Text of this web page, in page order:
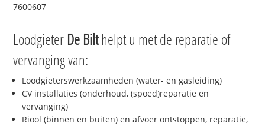
7600607
Loodgieter De Bilthelpt u met de reparatie of
vervanging van:
Loodgieterswerkzaamheden (water- en gasleiding)
CV installaties (onderhoud, (spoed)reparatie en
vervanging)
Riool (binnen en buiten) en afvoer ontstoppen, reparatie,